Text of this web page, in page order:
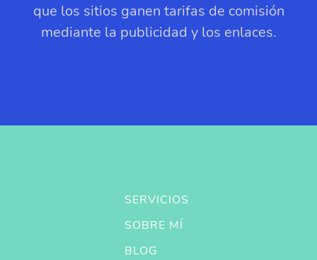
que los sitios ganen tarifas de comisión
mediante la publicidad y los enlaces.
SERVICIOS
SOBRE MÍ
BLOG